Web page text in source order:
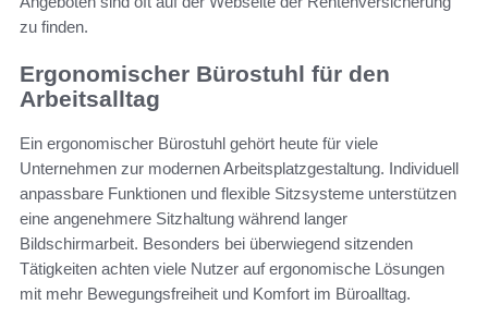
zu finden.
Ergonomischer Bürostuhl für den
Arbeitsalltag
Ein ergonomischer Bürostuhl gehört heute für viele
Unternehmen zur modernen Arbeitsplatzgestaltung. Individuell
anpassbare Funktionen und flexible Sitzsysteme unterstützen
eine angenehmere Sitzhaltung während langer
Bildschirmarbeit. Besonders bei überwiegend sitzenden
Tätigkeiten achten viele Nutzer auf ergonomische Lösungen
mit mehr Bewegungsfreiheit und Komfort im Büroalltag.